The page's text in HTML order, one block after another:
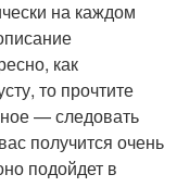
на каждом
как
то прочтите
— следовать
получится очень
подойдет в